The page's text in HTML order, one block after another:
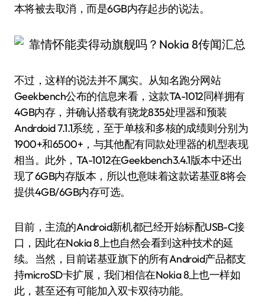
本将被去取消，而是6GB内存起步的说法。
不过，这样的说法并不属实。从知名跑分网站
Geekbench公布的信息来看，这款TA-1012同样拥有
4GB内存，并确认搭载有骁龙835处理器和预装
Andrdoid 7.1.1系统，至于单核和多核的成绩则分别为
1900+和6500+，与其他配有同款处理器的机型表现
相当。此外，TA-1012在Geekbench3.4.1版本中还出
现了6GB内存版本，所以也意味着这款诺基亚8将会
提供4GB/6GB内存可选。
目前，主流的Android新机都已经开始标配USB-C接
口，因此在Nokia 8上也自然会看到这种技术的延
续。当然，目前诺基亚旗下的所有Android产品都支
持microSD卡扩展，我们相信在Nokia 8上也一样如
此，甚至还有可能加入双卡双待功能。